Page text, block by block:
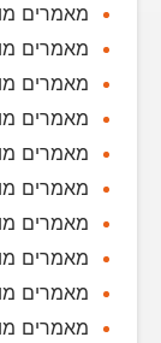
מאמרים
מאמרים
מאמרים
מאמרים
מאמרים
מאמרים
מאמרים
מאמרים
מאמרים
מאמרים